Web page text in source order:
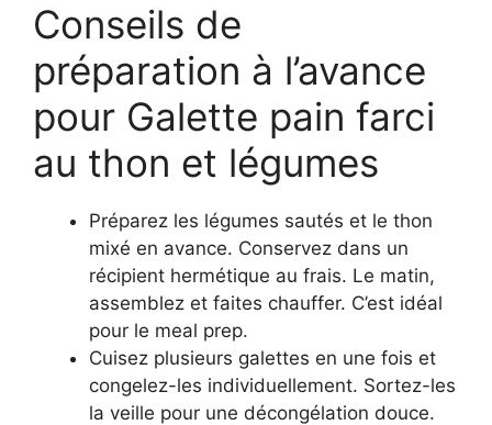
Conseils de
préparation à l’avance
pour Galette pain farci
au thon et légumes
Préparez les légumes sautés et le thon
mixé en avance. Conservez dans un
récipient hermétique au frais. Le matin,
assemblez et faites chauffer. C’est idéal
pour le meal prep.
Cuisez plusieurs galettes en une fois et
congelez-les individuellement. Sortez-les
la veille pour une décongélation douce.